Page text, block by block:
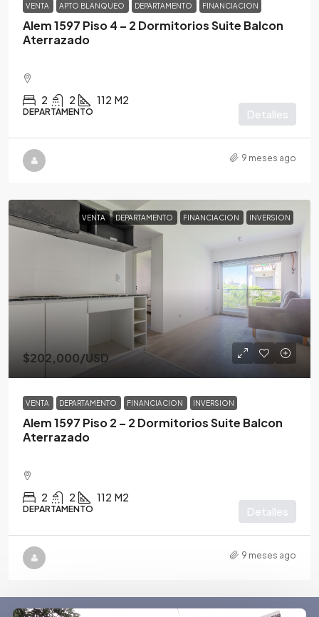
VENTA APTO BLANQUEO DEPARTAMENTO FINANCIACION
Alem 1597 Piso 4 – 2 Dormitorios Suite Balcon
Aterrazado
2 2 112 M2
DEPARTAMENTO Detalles
9 meses ago
VENTA DEPARTAMENTO FINANCIACION INVERSION
$202,000/USD
VENTA DEPARTAMENTO FINANCIACION INVERSION
Alem 1597 Piso 2 – 2 Dormitorios Suite Balcon
Aterrazado
2 2 112 M2
DEPARTAMENTO Detalles
9 meses ago